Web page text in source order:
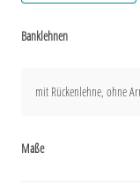
Banklehnen
mit Rückenlehne, ohne
Maße